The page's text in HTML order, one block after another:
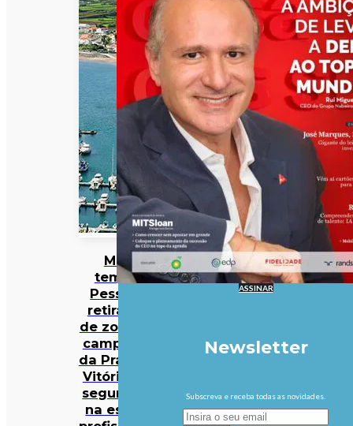
Mau
tempo:
Pessoas
retiradas
de zona de
campismo
da Praia da
Vitória em
segurança
na escola
ASSINAR
Newsletter
Subscreva e receba todas as novidades.